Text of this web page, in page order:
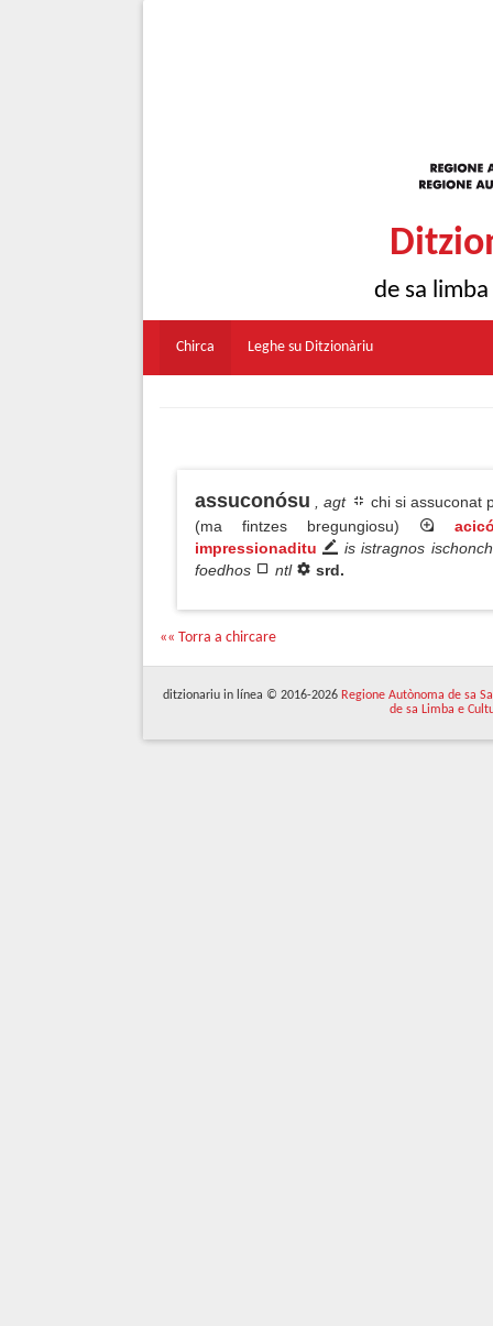
de sa
Chirca Leghe su Ditzionàriu
assuconósu , agt
chi si assuconat
(ma fintzes bregungiosu)
impressionaditu
is istragnos
foedhos
ntl srd.
«« Torra a chircare
ditzionariu in línea © 2016-2026 Regione Autònoma de sa
de sa Limba e